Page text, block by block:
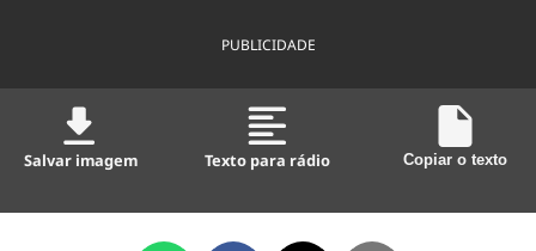
PUBLICIDADE
Salvar imagem Texto para rádio Copiar o texto